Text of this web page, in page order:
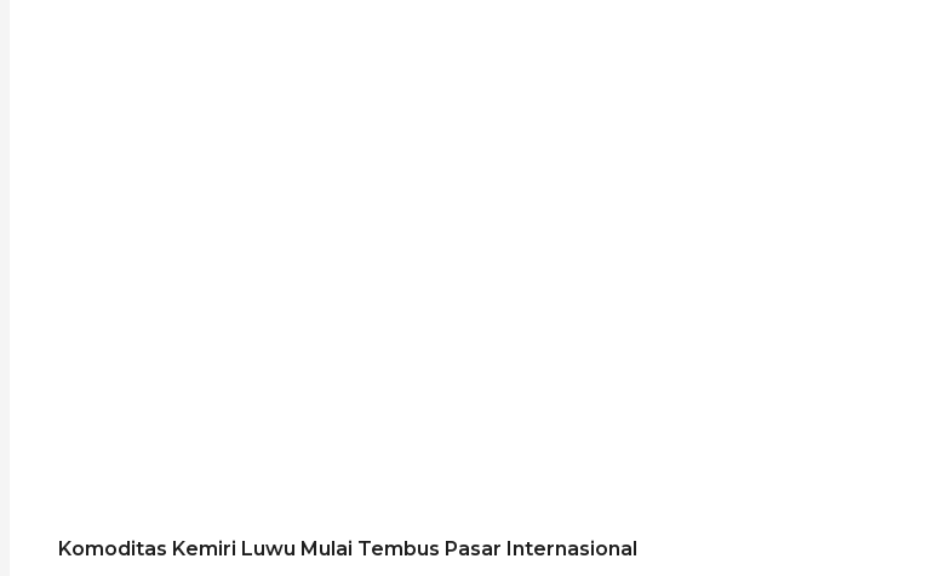
Komoditas Kemiri Luwu Mulai Tembus Pasar Internasional